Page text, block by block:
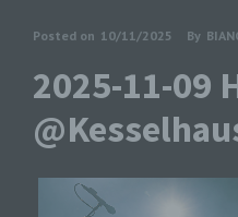
Posted on 10/11/2025 By
2025-11-09